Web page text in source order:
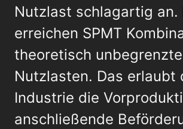
Nutzlast schlagartig an.
erreichen SPMT
theoretisch unbegrenzte
Nutzlasten. Das erlaubt
Industrie die
anschließende